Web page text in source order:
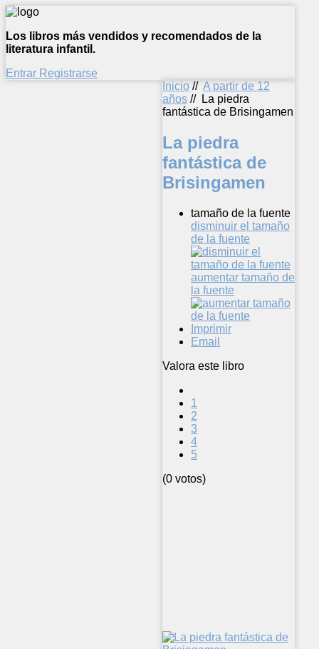
Los libros más vendidos y recomendados de la
literatura infantil.
Entrar Registrarse
Inicio // A partir de 12
años // La piedra
fantástica de Brisingamen
La piedra
fantástica de
Brisingamen
tamaño de la fuente
disminuir el tamaño
de la fuente
aumentar tamaño de
la fuente
Imprimir
Email
Valora este libro
1
2
3
4
5
(0 votos)